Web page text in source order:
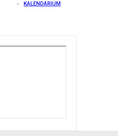
KALENDARIUM